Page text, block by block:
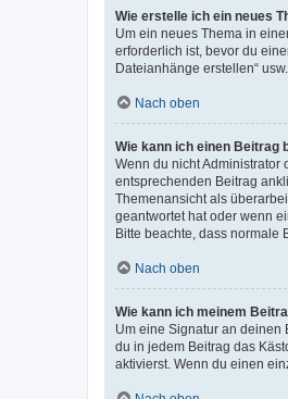
Wie erstelle ich ein neues
Um ein neues Thema in
erforderlich ist, bevor du
Dateianhänge erstellen“ usw.
Nach oben
Wie kann ich einen Beitrag
Wenn du nicht Administrator
entsprechenden Beitrag
Themenansicht als
geantwortet hat oder wenn
Bitte beachte, dass normale
Nach oben
Wie kann ich meinem
Um eine Signatur an deinen
du in jedem Beitrag das
aktivierst. Wenn du einen